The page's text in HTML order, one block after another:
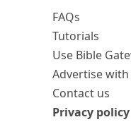
FAQs
Tutorials
Use Bible
Advertise with
Contact us
Privacy policy